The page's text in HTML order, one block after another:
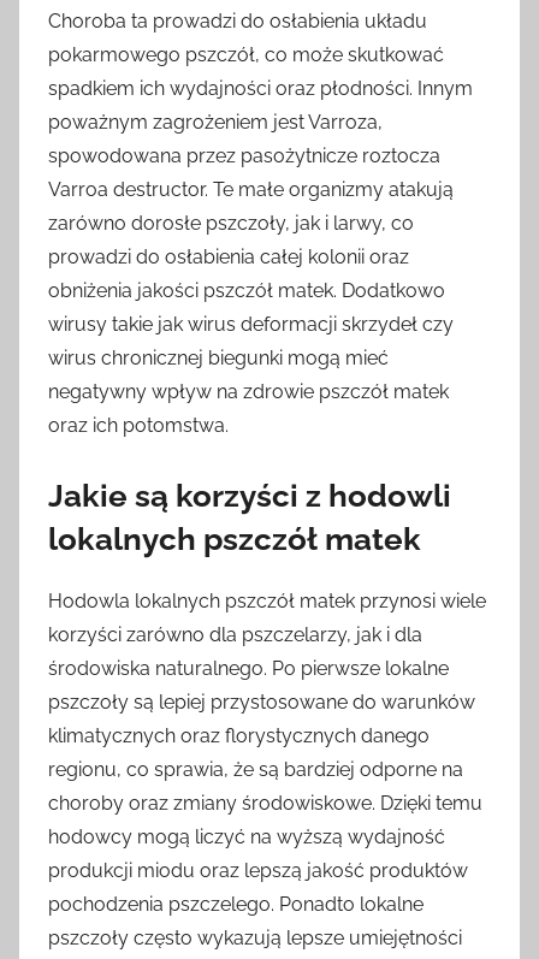
Choroba ta prowadzi do osłabienia układu
pokarmowego pszczół, co może skutkować
spadkiem ich wydajności oraz płodności. Innym
poważnym zagrożeniem jest Varroza,
spowodowana przez pasożytnicze roztocza
Varroa destructor. Te małe organizmy atakują
zarówno dorosłe pszczoły, jak i larwy, co
prowadzi do osłabienia całej kolonii oraz
obniżenia jakości pszczół matek. Dodatkowo
wirusy takie jak wirus deformacji skrzydeł czy
wirus chronicznej biegunki mogą mieć
negatywny wpływ na zdrowie pszczół matek
oraz ich potomstwa.
Jakie są korzyści z hodowli
lokalnych pszczół matek
Hodowla lokalnych pszczół matek przynosi wiele
korzyści zarówno dla pszczelarzy, jak i dla
środowiska naturalnego. Po pierwsze lokalne
pszczoły są lepiej przystosowane do warunków
klimatycznych oraz florystycznych danego
regionu, co sprawia, że są bardziej odporne na
choroby oraz zmiany środowiskowe. Dzięki temu
hodowcy mogą liczyć na wyższą wydajność
produkcji miodu oraz lepszą jakość produktów
pochodzenia pszczelego. Ponadto lokalne
pszczoły często wykazują lepsze umiejętności